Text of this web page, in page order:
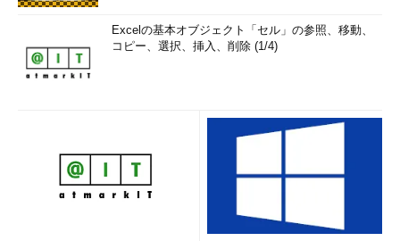
Excelの基本オブジェクト「セル」の参照、移動、
コピー、選択、挿入、削除 (1/4)